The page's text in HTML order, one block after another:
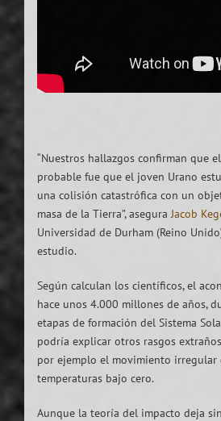
“Nuestros hallazgos confirman que
probable fue que el joven Urano
una colisión catastrófica con un
masa de la Tierra”, asegura Jacob
Universidad de Durham (Reino
estudio.
Según calculan los científicos, el
hace unos 4.000 millones de años,
etapas de formación del Sistema
podría explicar otros rasgos
por ejemplo el movimiento irregular
temperaturas bajo cero.
Aunque la teoría del impacto deja